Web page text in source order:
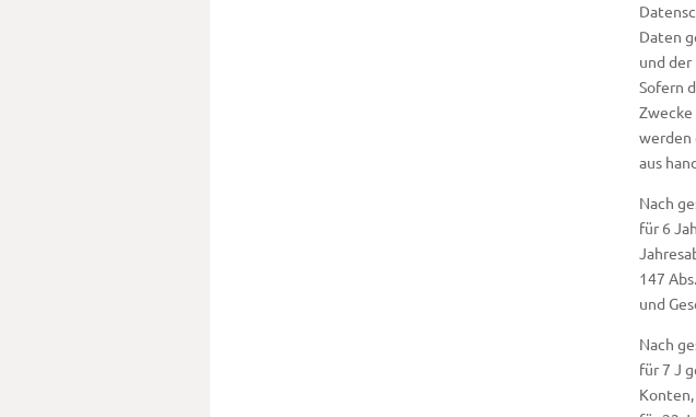
Daten
und
Sofern
werden
aus
Nach
für 6
147
und
Nach
für 7 J